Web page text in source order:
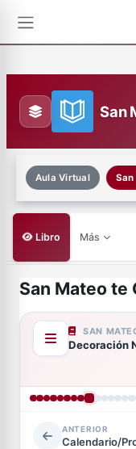
San
Aula Virtual
Libro Más
San Mateo te
Requisitos de
SAN
Decoración
ANTERIOR
Calendario/